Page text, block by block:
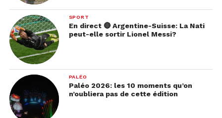
SPORT
En direct 🔴 Argentine-Suisse: La Nati
peut-elle sortir Lionel Messi?
PALÉO
Paléo 2026: les 10 moments qu’on
n’oubliera pas de cette édition